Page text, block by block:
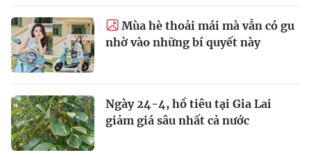
Mùa hè thoải mái mà vẫn có gu
nhờ vào những bí quyết này
Ngày 24-4, hồ tiêu tại Gia Lai
giảm giá sâu nhất cả nước